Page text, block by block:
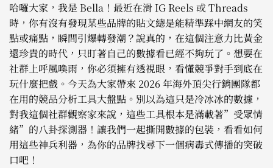
哈囉大家，我是 Bella！最近在滑 IG Reels 或 Threads
時，你有沒有發現某些品牌的貼文總是能精準踩中網友的笑
點或痛點，瞬間引爆轉發潮？說真的，在這個注意力比黃金
還珍貴的時代，只盯著自己的數據看已經不夠玩了。想要在
社群上呼風喚雨，你必須擁有透視眼，看懂競爭對手到底在
玩什麼把戲。今天為大家帶來 2026 年海外頂尖行銷團隊都
在用的競品分析工具大盤點。別以為這只是冷冰冰的數據，
對我這個社群觀察家來說，這些工具根本是滿載著”受眾情
緒”的八卦探測器！讓我們一起撕開數據的包裝，看看如何
用這些神兵利器，為你的品牌找尋下一個病毒式傳播的突破
口吧！